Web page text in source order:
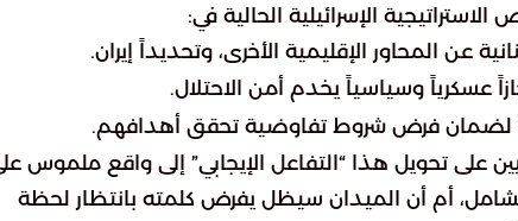
الإسرائيلية الحالية في:
عن المحاور الإقليمية الأخرى، وتحديداً إيران.
عسكرياً وسياسياً يخدم أمن الاحتلال.
لضمان فرض شروط تفاوضية تحقق أهدافهم.
على تحويل هذا “التفاعل الإيجابي” إلى واقع ملموس
أم أن الميدان سيظل يفرض كلمته بانتظار لحظة